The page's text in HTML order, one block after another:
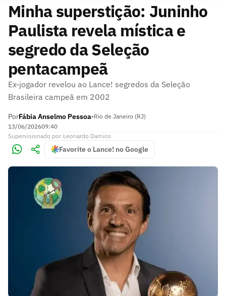
Minha superstição: Juninho
Paulista revela mística e
segredo da Seleção
pentacampeã
Ex-jogador revelou ao Lance! segredos da Seleção
Brasileira campeã em 2002
PorFábia Anselmo Pessoa•Rio de Janeiro (RJ)
13/06/202609:40
Supervisionado por Leonardo Damico
Favorite o Lance! no Google